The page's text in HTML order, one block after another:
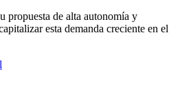
propuesta de alta autonomía y
esta demanda creciente en el